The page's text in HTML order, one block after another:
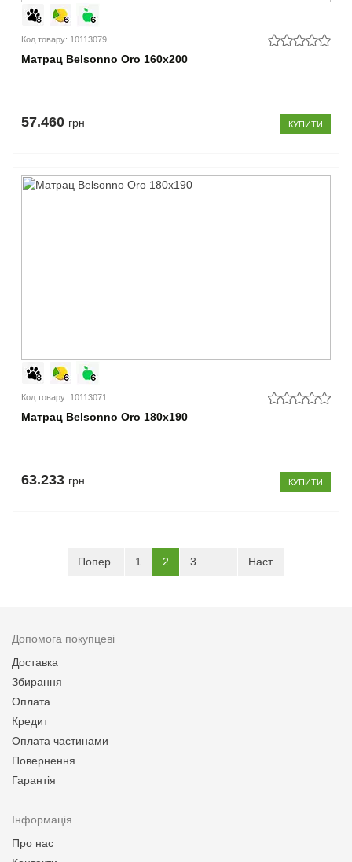
Код товару: 10113079
Матрац Belsonno Oro 160x200
57.460 грн КУПИТИ
Код товару: 10113071
Матрац Belsonno Oro 180x190
63.233 грн КУПИТИ
Попер. 1 2 (current)
3 Наст.
Допомога покупцеві
Доставка
Збирання
Оплата
Кредит
Оплата частинами
Повернення
Гарантія
Інформація
Про нас